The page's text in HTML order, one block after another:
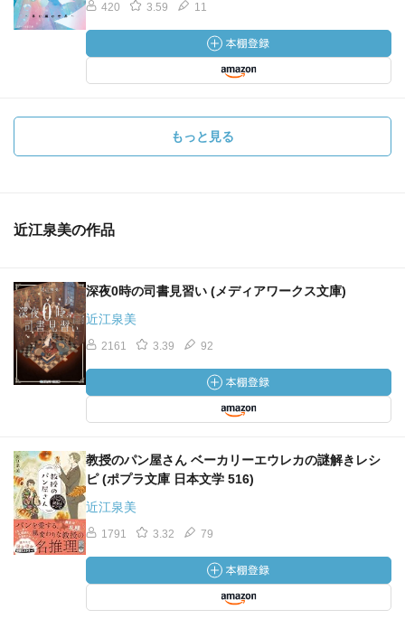
420 3.59 11
もっと見る
近江泉美の作品
深夜0時の司書見習い (メディアワークス文庫)
近江泉美
2161 3.39 92
教授のパン屋さん ベーカリーエウレカの謎解きレシ
ピ (ポプラ文庫 日本文学 516)
近江泉美
1791 3.32 79